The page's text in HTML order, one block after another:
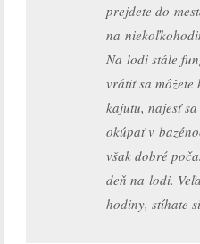
prejdete do
na
Na lodi stále
vrátiť sa môžete
kajutu, najesť
okúpať v
však dobré
deň na lodi.
hodiny, stíhate